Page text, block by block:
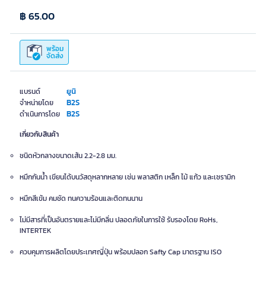
แบรนด์ ยูนิ
จำหน่ายโดย B2S
ดำเนินการโดย B2S
พร้อม
จัดส่ง
฿ 65.00
เกี่ยวกับสินค้า
ชนิดหัวกลางขนาดเส้น 2.2-2.8 มม.
หมึกกันน้ำ เขียนได้บนวัสดุหลากหลาย เช่น พลาสติก เหล็ก ไม้ แก้ว และเซรามิก
หมึกสีเข้ม คมชัด ทนความร้อนและติดทนนาน
ไม่มีสารที่เป็นอันตรายและไม่มีกลิ่น ปลอดภัยในการใช้ รับรองโดย RoHs,
INTERTEK
ควบคุมการผลิตโดยประเทศญี่ปุ่น พร้อมปลอก Safty Cap มาตรฐาน ISO